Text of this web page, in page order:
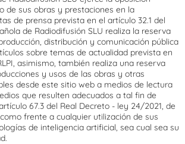
de sus obras y prestaciones en la
de prensa prevista en el artículo 32.1 del
de Radiodifusión SLU realiza la reserva
distribución y comunicación pública
sobre temas de actualidad prevista en
asimismo, también realiza una reserva
y usos de las obras y otras
desde este sitio web a medios de lectura
que resulten adecuados a tal fin de
67.3 del Real Decreto - ley 24/2021, de
frente a cualquier utilización de sus
de inteligencia artificial, sea cual sea su